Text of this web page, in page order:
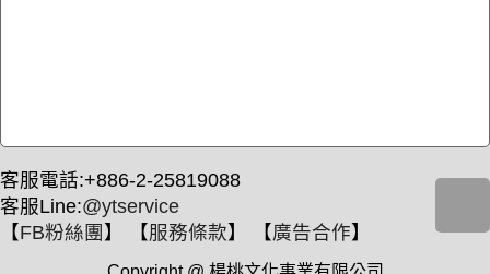
客服電話:+886-2-25819088
客服Line:@ytservice
【FB粉絲團 】 【服務條款】 【廣告合作】